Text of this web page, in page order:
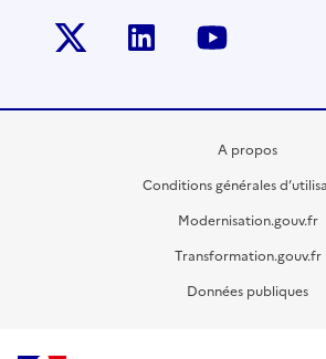
Twitter-x Linkedin
A propos
Conditions générales
Modernisation.gouv.fr
Transformation.gouv.fr
Données publiques